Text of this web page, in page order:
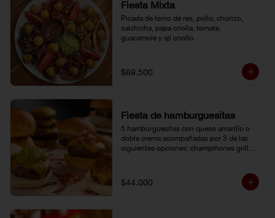
Fiesta Mixta
Picada de lomo de res, pollo, chorizo,
salchicha, papa criolla, tomate,
guacamole y ají criollo.
$69.500
Fiesta de hamburguesitas
5 hamburguesitas con queso amarillo o
doble crema acompañadas por 3 de las
siguientes opciones: champiñones grillé,
pimienta negra.
$44.000